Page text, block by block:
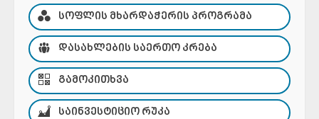
ᲡᲝᲤᲚᲘᲡ ᲛᲮᲐᲠᲓᲐᲭᲔᲠᲘᲡ ᲞᲠᲝᲒᲠᲐᲛᲐ
ᲓᲐᲡᲐᲮᲚᲔᲑᲘᲡ ᲡᲐᲔᲠᲗᲝ ᲙᲠᲔᲑᲐ
ᲒᲐᲛᲝᲙᲘᲗᲮᲕᲐ
ᲡᲐᲘᲜᲕᲔᲡᲢᲘᲪᲘᲝ ᲠᲣᲙᲐ